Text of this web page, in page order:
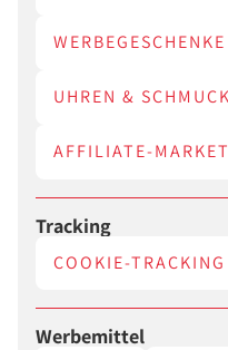
WERBEGESCHENKE
UHREN & SCHMUCK
AFFILIATE-
Tracking
COOKIE-TRACKING
Werbemittel